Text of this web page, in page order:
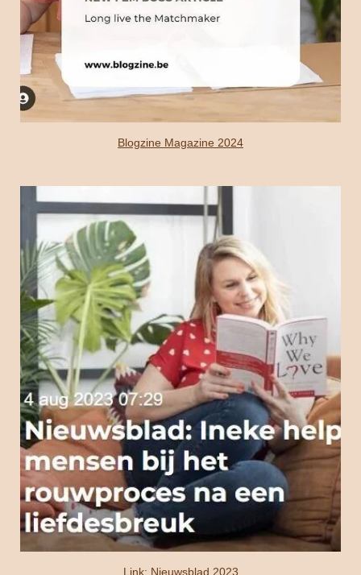
Blogzine Magazine 2024
Link: Nieuwsblad 2023